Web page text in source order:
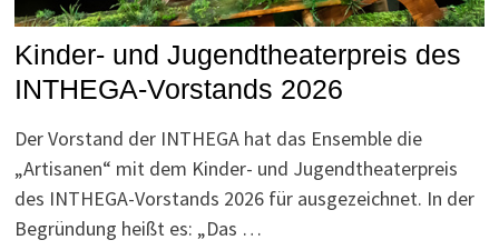
Kinder- und Jugendtheaterpreis des
INTHEGA-Vorstands 2026
Der Vorstand der INTHEGA hat das Ensemble die
„Artisanen“ mit dem Kinder- und Jugendtheaterpreis
des INTHEGA-Vorstands 2026 für ausgezeichnet. In der
Begründung heißt es: „Das …